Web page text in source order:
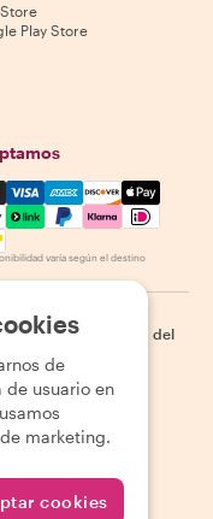
Play Store
Visa, Amex,
varía según el destino
| Cookies
Mapa del
de
usuario en
marketing.
cookies